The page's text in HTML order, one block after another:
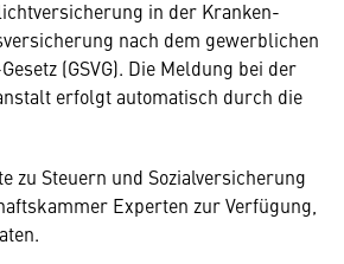
in der Kranken-
nach dem gewerblichen
(GSVG). Die Meldung bei der
erfolgt automatisch durch die
zu Steuern und Sozialversicherung
Experten zur Verfügung,